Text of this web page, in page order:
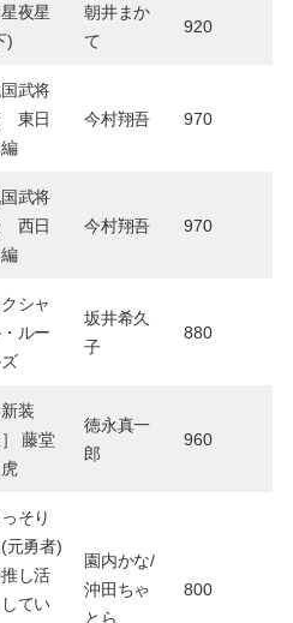
夜星
)
朝井まか
て
920
武将
東日
今村翔吾 970
武将
西日
今村翔吾 970
シャ
ルー
坂井希久
子
880
新装
藤堂
徳永真一
郎
960
そり
元勇者)
し活
てい
園内かな/
沖田ちゃ
とら
800